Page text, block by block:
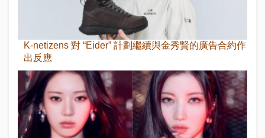
K-netizens 對 “Eider” 計劃繼續與金秀賢的廣告合約作
出反應